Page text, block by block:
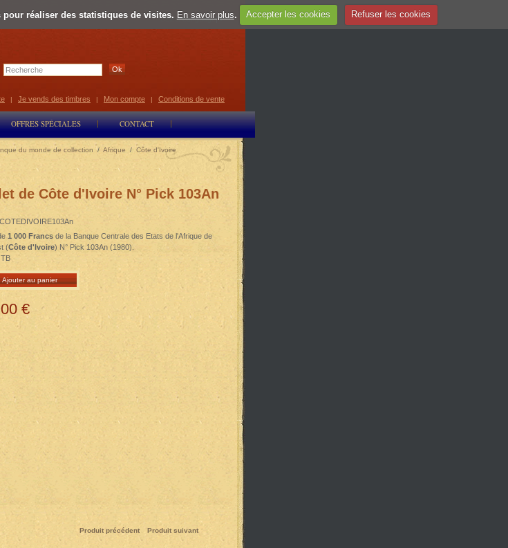
réaliser des statistiques de visites. En savoir plus. Accepter les cookies Refuser les cookies
Select Language ▼
OFFRES SPÉCIALES CONTACT
| Je vends des timbres | Mon compte | Conditions de vente
du monde de collection / Afrique / Côte d'Ivoire
de Côte d'Ivoire N° Pick 103An
COTEDIVOIRE103An
1 000 Francs de la Banque Centrale des Etats de l'Afrique de
(Côte d'Ivoire) N° Pick 103An (1980).
TB
Ajouter au panier
€
Produit précédent Produit suivant